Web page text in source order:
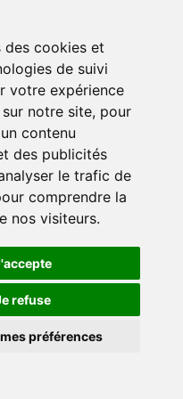
des cookies et
de suivi
votre expérience
notre site, pour
contenu
des publicités
le trafic de
comprendre la
nos visiteurs.
refuse
préférences